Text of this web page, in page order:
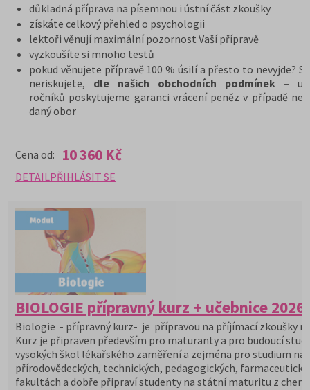
důkladná příprava na písemnou i ústní část zkoušky
získáte celkový přehled o psychologii
lektoři věnují maximální pozornost Vaší přípravě
vyzkoušíte si mnoho testů
pokud věnujete přípravě 100 % úsilí a přesto to nevyjde? S
neriskujete, dle našich obchodních podmínek – u
ročníků poskytujeme garanci vrácení peněz v případě
daný obor
Cena od: 10 360 Kč
DETAIL PŘIHLÁSIT SE
BIOLOGIE přípravný kurz + učebnice
Biologie - přípravný kurz- je přípravou na příjímací zkoušky na
Kurz je připraven především pro maturanty a pro budoucí
vysokých škol lékařského zaměření a zejména pro studium na
přírodovědeckých, technických, pedagogických,
fakultách a dobře připraví studenty na státní maturitu z